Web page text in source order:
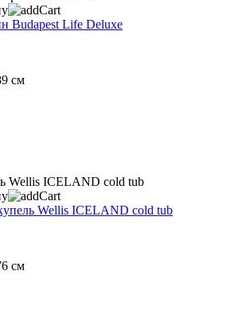
Budapest Life Deluxe
см
Wellis ICELAND cold tub
см